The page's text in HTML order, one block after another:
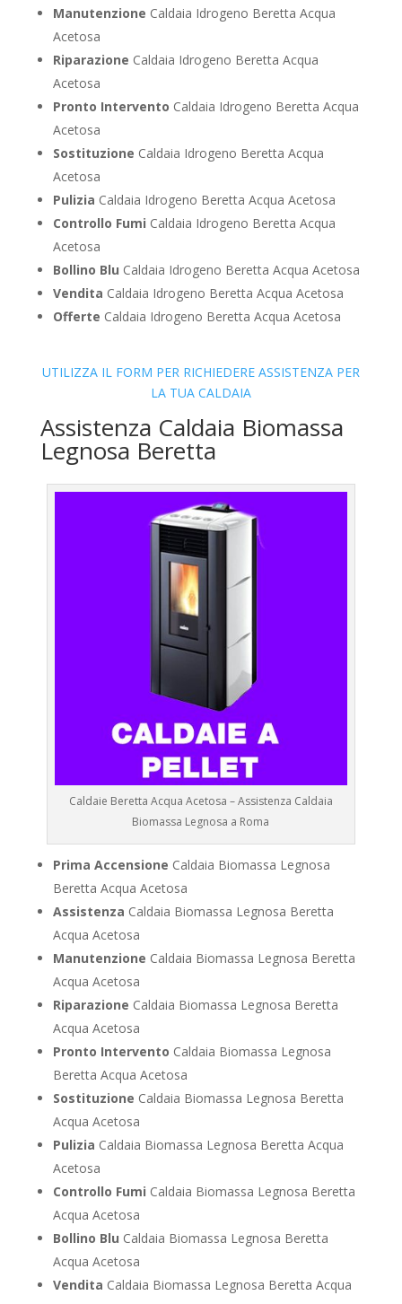
Manutenzione Caldaia Idrogeno Beretta Acqua
Acetosa
Riparazione Caldaia Idrogeno Beretta Acqua
Acetosa
Pronto Intervento Caldaia Idrogeno Beretta Acqua
Acetosa
Sostituzione Caldaia Idrogeno Beretta Acqua
Acetosa
Pulizia Caldaia Idrogeno Beretta Acqua Acetosa
Controllo Fumi Caldaia Idrogeno Beretta Acqua
Acetosa
Bollino Blu Caldaia Idrogeno Beretta Acqua Acetosa
Vendita Caldaia Idrogeno Beretta Acqua Acetosa
Offerte Caldaia Idrogeno Beretta Acqua Acetosa
UTILIZZA IL FORM PER RICHIEDERE ASSISTENZA PER
LA TUA CALDAIA
Assistenza Caldaia Biomassa
Legnosa Beretta
Caldaie Beretta Acqua Acetosa – Assistenza Caldaia
Biomassa Legnosa a Roma
Prima Accensione Caldaia Biomassa Legnosa
Beretta Acqua Acetosa
Assistenza Caldaia Biomassa Legnosa Beretta
Acqua Acetosa
Manutenzione Caldaia Biomassa Legnosa Beretta
Acqua Acetosa
Riparazione Caldaia Biomassa Legnosa Beretta
Acqua Acetosa
Pronto Intervento Caldaia Biomassa Legnosa
Beretta Acqua Acetosa
Sostituzione Caldaia Biomassa Legnosa Beretta
Acqua Acetosa
Pulizia Caldaia Biomassa Legnosa Beretta Acqua
Acetosa
Controllo Fumi Caldaia Biomassa Legnosa Beretta
Acqua Acetosa
Bollino Blu Caldaia Biomassa Legnosa Beretta
Acqua Acetosa
Vendita Caldaia Biomassa Legnosa Beretta Acqua